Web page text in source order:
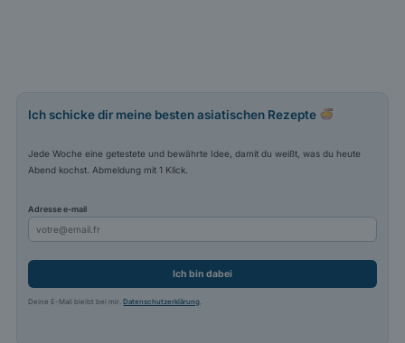
Ich schicke dir meine besten asiatischen Rezepte
Jede Woche eine getestete und bewährte Idee, damit du weißt, was du heute
Abend kochst. Abmeldung mit 1 Klick.
Adresse e-mail
Ich bin dabei
Deine E-Mail bleibt bei mir.Datenschutzerklärung